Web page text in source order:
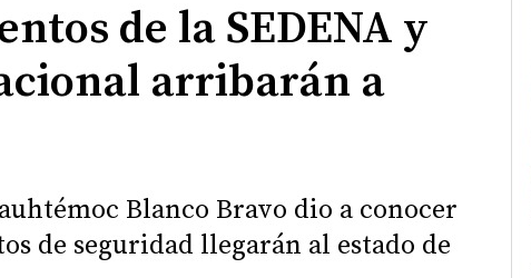
de la SEDENA y
arribarán a
Blanco Bravo dio a conocer
de seguridad llegarán al estado de